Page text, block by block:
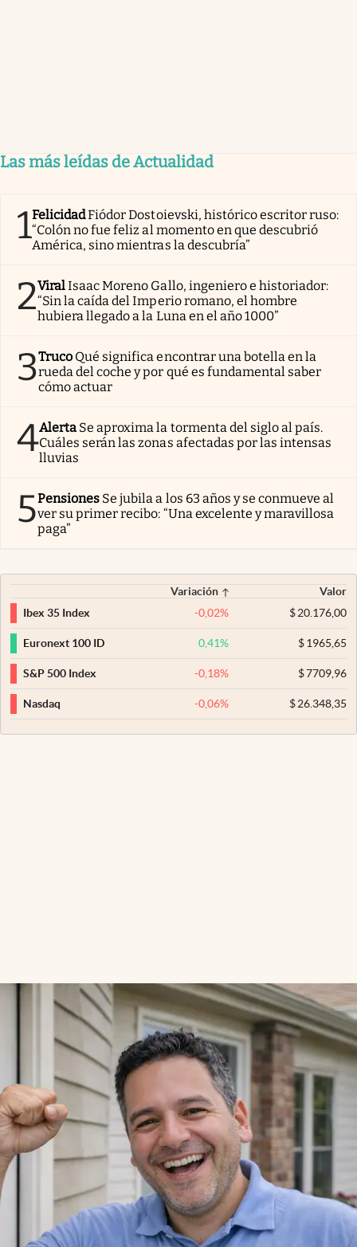
Las más leídas de Actualidad
1FelicidadFiódor Dostoievski, histórico escritor ruso:
“Colón no fue feliz al momento en que descubrió
América, sino mientras la descubría”
2ViralIsaac Moreno Gallo, ingeniero e historiador:
“Sin la caída del Imperio romano, el hombre
hubiera llegado a la Luna en el año 1000”
3Truco Qué significa encontrar una botella en la
rueda del coche y por qué es fundamental saber
cómo actuar
4Alerta Se aproxima la tormenta del siglo al país.
Cuáles serán las zonas afectadas por las intensas
lluvias
5Pensiones Se jubila a los 63 años y se conmueve al
ver su primer recibo: “Una excelente y maravillosa
paga”
Variación
Valor
Ibex 35 Index
-0,02% $20.176,00
Euronext 100 ID 0,41% $1965,65
S&P 500 Index -0,18% $7709,96
Nasdaq -0,06% $26.348,35